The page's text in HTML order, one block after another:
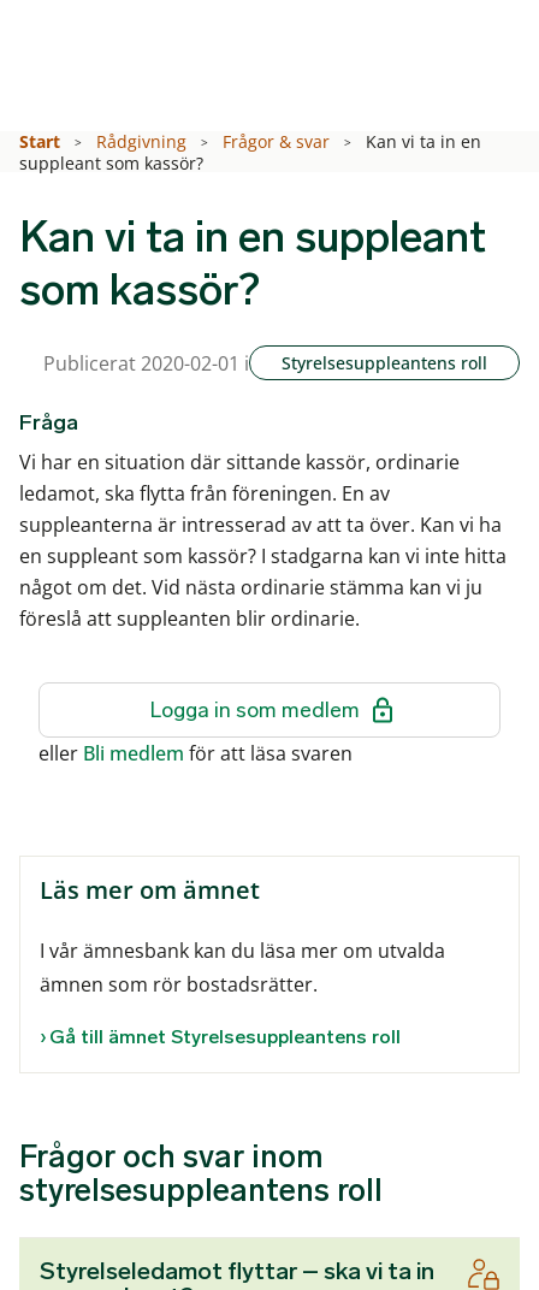
Start Rådgivning Frågor & svar
Kan vi ta in en
suppleant som kassör?
Kan vi ta in en suppleant
som kassör?
Läs mer om ämnet
I vår ämnesbank kan du läsa mer om utvalda
ämnen som rör bostadsrätter.
Gå till ämnet Styrelsesuppleantens roll
Publicerat 2020-02-01 i Styrelsesuppleantens roll
Fråga
Vi har en situation där sittande kassör, ordinarie
ledamot, ska flytta från föreningen. En av
suppleanterna är intresserad av att ta över. Kan vi ha
en suppleant som kassör? I stadgarna kan vi inte hitta
något om det. Vid nästa ordinarie stämma kan vi ju
föreslå att suppleanten blir ordinarie.
Logga in som medlem
eller Bli medlem för att läsa svaren
Frågor och svar inom
styrelsesuppleantens roll
Styrelseledamot flyttar – ska vi ta in